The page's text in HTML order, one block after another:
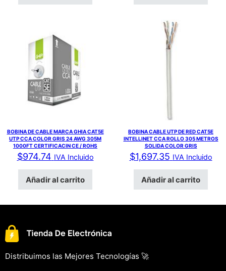
BOBINA DE CABLE MARCA GHIA CAT5E
UTP CCA COLOR GRIS 24 AWG 305M
1000FT CERTIFICACIN CE / ROHS
$974.74 IVA Incluido
Añadir al carrito
BOBINA CABLE UTP DE RED CAT5E
INTELLINET CCA ROLLO 305 METROS
SOLIDA COLOR GRIS
$1,697.35 IVA Incluido
Añadir al carrito
Distribuimos las Mejores Tecnologías 🚀